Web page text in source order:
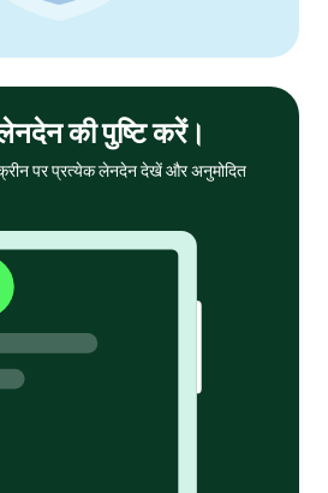
की पुष्टि करें।
पर प्रत्येक लेनदेन देखें और अनुमोदित